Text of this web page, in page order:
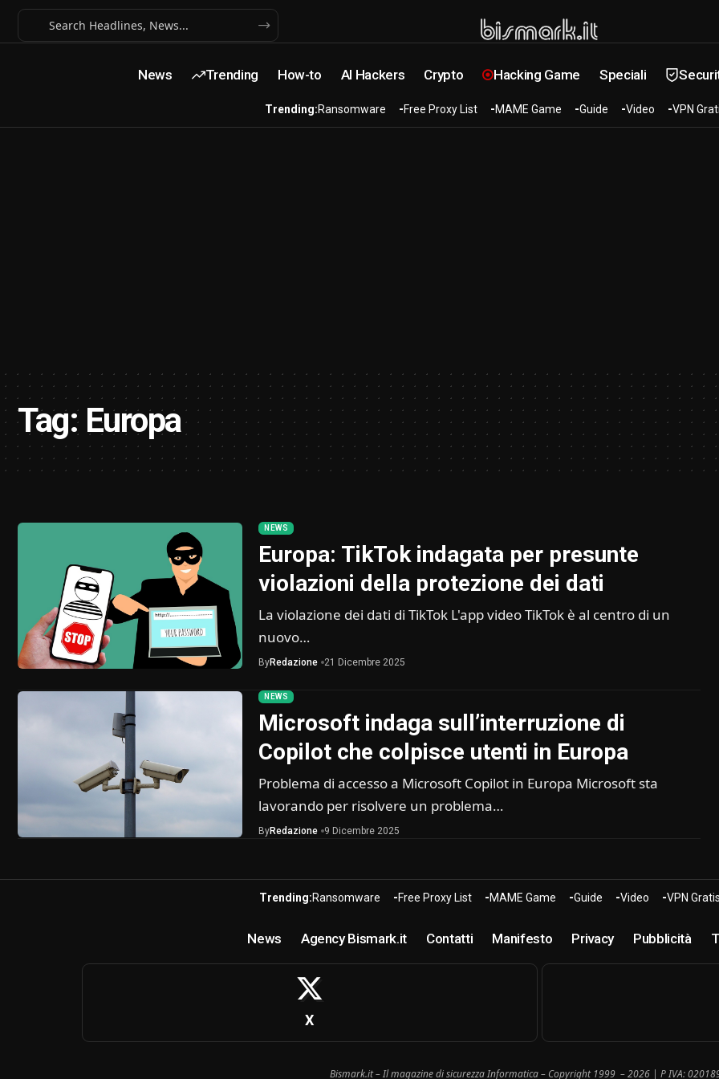
News Trending How-to AI Hackers Crypto Hacking Game Speciali
Trending:Ransomware Free Proxy List MAME Game Guide Video VPN
Tag: Europa
NEWS
Europa: TikTok indagata per presunte
violazioni della protezione dei dati
La violazione dei dati di TikTok L'app video TikTok è al centro di un
nuovo…
ByRedazione 21 Dicembre 2025
NEWS
Microsoft indaga sull’interruzione di
Copilot che colpisce utenti in Europa
Problema di accesso a Microsoft Copilot in Europa Microsoft sta
lavorando per risolvere un problema…
ByRedazione 9 Dicembre 2025
Trending:Ransomware Free Proxy List MAME Game Guide Video VPN
News Agency Bismark.it Contatti Manifesto Privacy Pubblicità
X
Bismark.it – Il magazine di sicurezza Informatica – Copyright 1999 – 2026 | P IVA: